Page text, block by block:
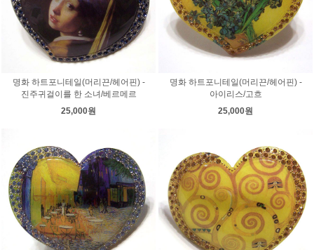
명화 하트포니테일(머리끈/헤어핀) -
진주귀걸이를 한 소녀/베르메르
25,000원
명화 하트포니테일(머리끈/헤어핀) -
아이리스/고흐
25,000원